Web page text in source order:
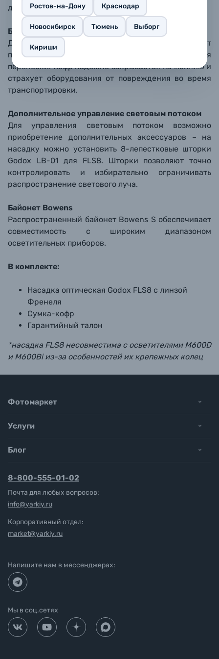
Ростов-на-Дону Краснодар
Новосибирск Тюмень Выборг
Кириши
достаточная вентиляция.
Безопасное хранение и транспортировка
Для безопасного хранения в комплект входит
полужесткая сумка-кофр с двумя ручками для
переноски. Кофр надежно закрывается на молнию и
страхует оборудования от повреждения во время
транспортировки.
Дополнительное управление световым потоком
Для управления световым потоком возможно
приобретение дополнительных аксессуаров – на
насадку можно установить 8-лепестковые шторки
Godox LB-01 для FLS8. Шторки позволяют точно
контролировать и избирательно ограничивать
распространение светового луча.
Байонет Bowens
Распространенный байонет Bowens S обеспечивает
совместимость с широким диапазоном
осветительных приборов.
В комплекте:
Насадка оптическая Godox FLS8 с линзой
Френеля
Сумка-кофр
Гарантийный талон
*насадка FLS8 несовместима с осветителями M600D
и M600Bi из-за особенностей их крепежных колец
Фотомаркет
Услуги
Блог
8-800-555-01-02
Почта для любых вопросов:
info@yarkiy.ru
Корпоративный отдел:
market@yarkiy.ru
Напишите нам в мессенджерах:
Мы в соц.сетях